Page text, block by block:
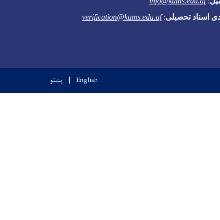
اسناد تحصیلی:
verification@kums.edu.af
English پښتو